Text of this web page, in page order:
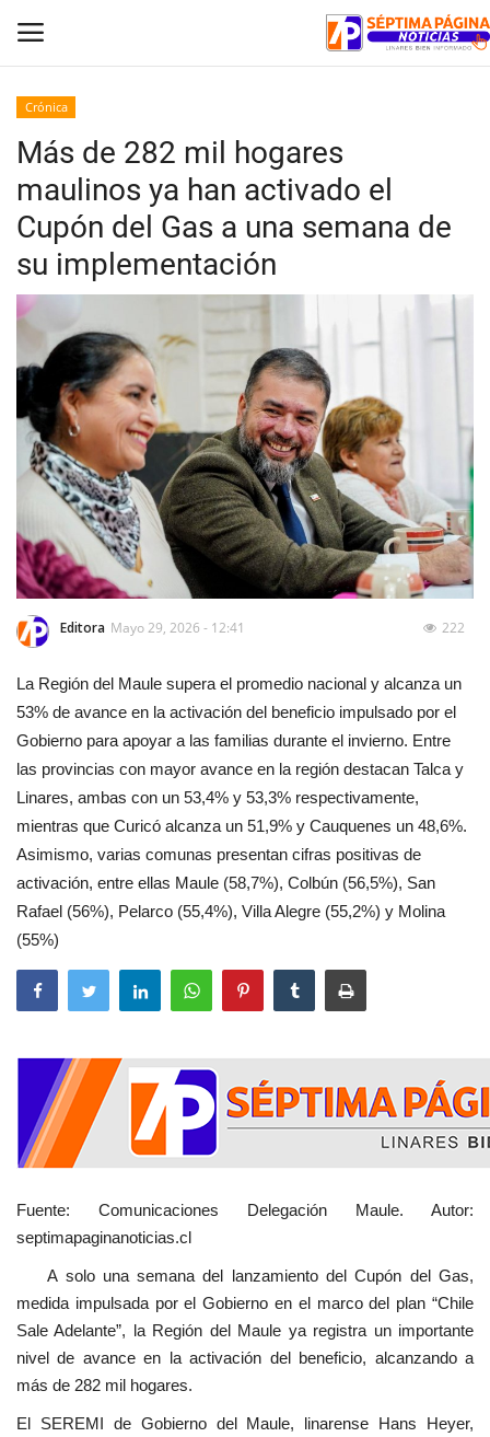
Inicio
Crónica
Policial
Tribunales
Deporte
Política
Espectáculos
Crónica
Más de 282 mil hogares
maulinos ya han activado el
Cupón del Gas a una semana de
su implementación
Editora Mayo 29, 2026 - 12:41 222
La Región del Maule supera el promedio nacional y alcanza un
53% de avance en la activación del beneficio impulsado por el
Gobierno para apoyar a las familias durante el invierno. Entre
las provincias con mayor avance en la región destacan Talca y
Linares, ambas con un 53,4% y 53,3% respectivamente,
mientras que Curicó alcanza un 51,9% y Cauquenes un 48,6%.
Asimismo, varias comunas presentan cifras positivas de
activación, entre ellas Maule (58,7%), Colbún (56,5%), San
Rafael (56%), Pelarco (55,4%), Villa Alegre (55,2%) y Molina
(55%)
Fuente: Comunicaciones Delegación Maule. Autor:
septimapaginanoticias.cl
A solo una semana del lanzamiento del Cupón del Gas,
medida impulsada por el Gobierno en el marco del plan “Chile
Sale Adelante”, la Región del Maule ya registra un importante
nivel de avance en la activación del beneficio, alcanzando a
más de 282 mil hogares.
El SEREMI de Gobierno del Maule, linarense Hans Heyer,